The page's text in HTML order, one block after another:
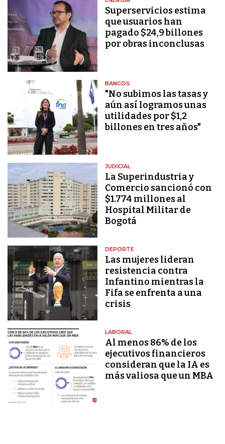
Superservicios estima
que usuarios han
pagado $24,9 billones
por obras inconclusas
BANCOS
"No subimos las tasas y
aún así logramos unas
utilidades por $1,2
billones en tres años"
JUDICIAL
La Superindustria y
Comercio sancionó con
$1.774 millones al
Hospital Militar de
Bogotá
DEPORTE
Las mujeres lideran
resistencia contra
Infantino mientras la
Fifa se enfrenta a una
crisis
LABORAL
Al menos 86% de los
ejecutivos financieros
consideran que la IA es
más valiosa que un MBA